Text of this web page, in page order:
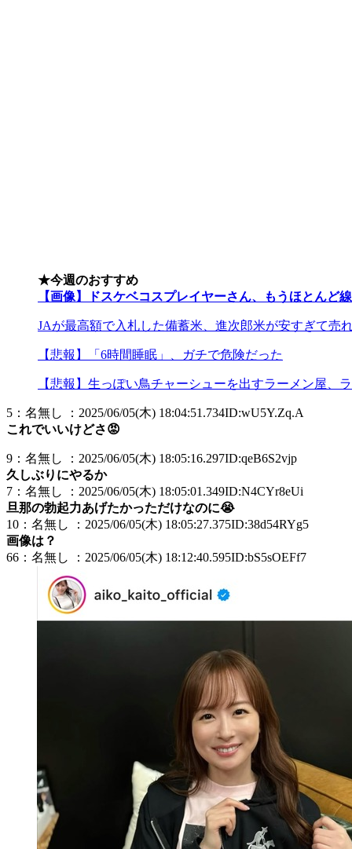
★今週のおすすめ
【画像】ドスケベコスプレイヤーさん、もうほとんど線
JAが最高額で入札した備蓄米、進次郎米が安すぎて売
【悲報】「6時間睡眠」、ガチで危険だった
【悲報】生っぽい鳥チャーシューを出すラーメン屋、
5：名無し ：2025/06/05(木) 18:04:51.734ID:wU5Y.Zq.A
これでいいけどさ😡
9：名無し ：2025/06/05(木) 18:05:16.297ID:qeB6S2vjp
久しぶりにやるか
7：名無し ：2025/06/05(木) 18:05:01.349ID:N4CYr8eUi
旦那の勃起力あげたかっただけなのに😭
10：名無し ：2025/06/05(木) 18:05:27.375ID:38d54RYg5
画像は？
66：名無し ：2025/06/05(木) 18:12:40.595ID:bS5sOEFf7